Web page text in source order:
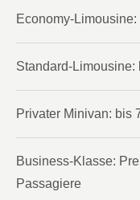
Economy-
Standard-Limousine:
Privater Minivan: bis
Business-Klasse:
Passagiere